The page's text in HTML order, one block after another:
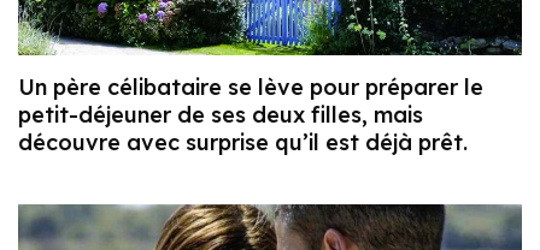
Un père célibataire se lève pour préparer le
petit-déjeuner de ses deux filles, mais
découvre avec surprise qu’il est déjà prêt.